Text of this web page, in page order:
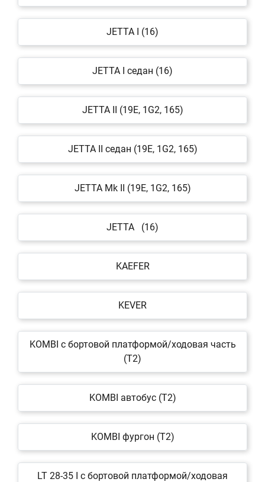
JETTA I (16)
JETTA I седан (16)
JETTA II (19E, 1G2, 165)
JETTA II седан (19E, 1G2, 165)
JETTA Mk II (19E, 1G2, 165)
JETTA (16)
KAEFER
KEVER
KOMBI c бортовой платформой/ходовая часть
(T2)
KOMBI автобус (T2)
KOMBI фургон (T2)
LT 28-35 I c бортовой платформой/ходовая